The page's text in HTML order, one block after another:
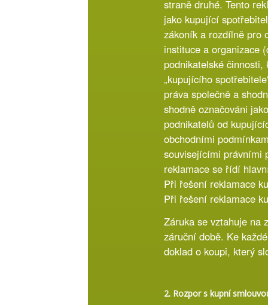
straně druhé. Tento
jako kupující
zákoník a rozdílně pro
instituce a organizace
podnikatelské
„kupujícího
práva společně a
shodně označováni
podnikatelů od
obchodními
souvisejícími právními
reklamace se řídí
Při řešení reklamace
Při řešení reklamace
Záruka se vztahuje na
záruční době. Ke
doklad o koupi, který
2. Rozpor s kupní